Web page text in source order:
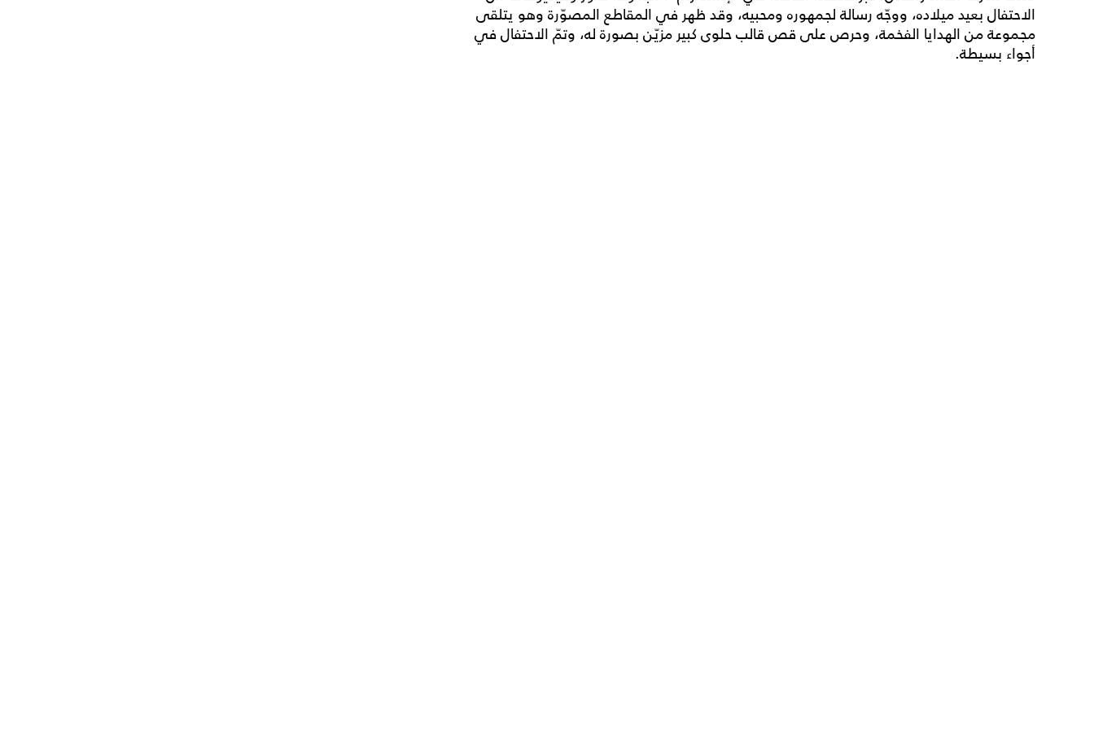
الاحتفال بعيد ميلاده، ووجّه رسالة لجمهوره ومحبيه، وقد ظهر في المقاطع المصوّرة وهو يتلقى
مجموعة من الهدايا الفخمة، وحرص على قص قالب حلوى كبير مزيّن بصورة له، وتمّ الاحتفال في
أجواء بسيطة.